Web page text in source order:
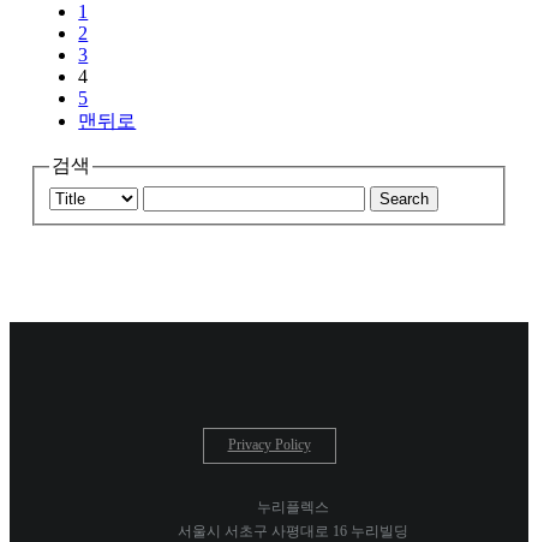
1
2
3
4
5
맨뒤로
검색
Privacy Policy
누리플렉스
서울시 서초구 사평대로 16 누리빌딩